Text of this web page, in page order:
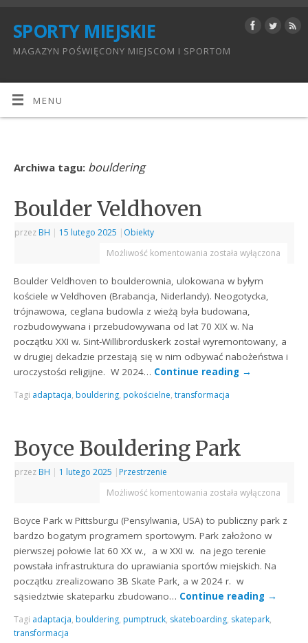
SPORTY MIEJSKIE
MAGAZYN POŚWIĘCONY MIEJSCOM I SPORTOM
MENU
Archiwa tagu: bouldering
Boulder Veldhoven
przez BH | 15 lutego 2025 | Obiekty
Możliwość komentowania została wyłączona
Boulder Veldhoven to boulderownia, ulokowana w byłym
kościele w Veldhoven (Brabancja, Niderlandy). Neogotycka,
trójnawowa, ceglana budowla z wieżą była budowana,
rozbudowywana i przebudowywana od lat 70 XIX w. Na
początku XXI w. Sint-Willibrorduskerk został wyremontowany, a
w drugiej dekadzie przestają się w nim odbywać nabożeństwa i
uroczystości religijne. W 2024… Continue reading →
Tagi adaptacja, bouldering, pokościelne,transformacja
Boyce Bouldering Park
przez BH | 1 lutego 2025 | Przestrzenie
Możliwość komentowania została wyłączona
Boyce Park w Pittsburgu (Pensylwania, USA) to publiczny park z
bardzo bogatym programem sportowym. Park założono w
pierwszej połowie lat 60 XX w., a w XXI w. na jego terenie
powstała infrastruktura do uprawiania sportów miejskich. Na
początku zrealizowano 3B Skate Park, a w 2024 r. w
sąsiedztwie skateparku zbudowano… Continue reading →
Tagi adaptacja, bouldering, pumptruck, skateboarding, skatepark,
transformacja